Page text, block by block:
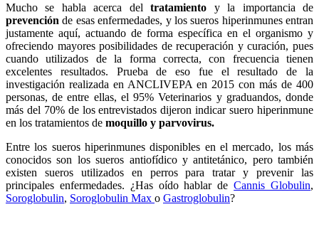
Mucho se habla acerca deltratamiento y la importancia de
prevención de esas enfermedades, y los sueros hiperinmunes entran
justamente aquí, actuando de forma específica en el organismo y
ofreciendo mayores posibilidades de recuperación y curación, pues
cuando utilizados de la forma correcta, con frecuencia tienen
excelentes resultados. Prueba de eso fue el resultado de la
investigación realizada en ANCLIVEPA en 2015 con más de 400
personas, de entre ellas, el 95% Veterinarios y graduandos, donde
más del 70% de los entrevistados dijeron indicar suero hiperinmune
en los tratamientos de moquillo y parvovirus.
Entre los sueros hiperinmunes disponibles en el mercado, los más
conocidos son los sueros antiofídico y antitetánico, pero también
existen sueros utilizados en perros para tratar y prevenir las
principales enfermedades. ¿Has oído hablar deCannis Globulin,
Soroglobulin, Soroglobulin Max o Gastroglobulin?